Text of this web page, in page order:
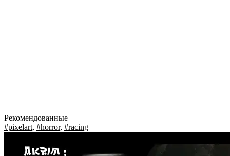
Рекомендованные
#pixelart, #horror, #racing